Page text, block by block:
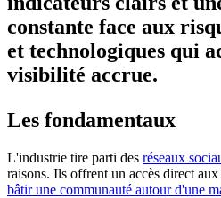
constante face aux
et technologiques qui
visibilité accrue.
Les fondamentaux
L'industrie tire parti des réseaux
raisons. Ils offrent un accès direct
bâtir une communauté autour d'une